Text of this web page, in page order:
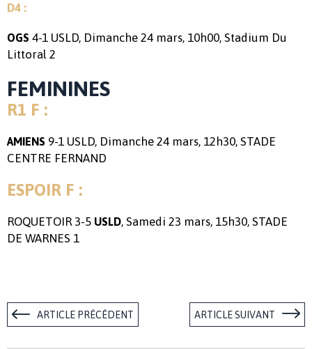
D4 :
OGS 4-1 USLD, Dimanche 24 mars, 10h00, Stadium Du
Littoral 2
FEMININES
R1 F :
AMIENS 9-1 USLD, Dimanche 24 mars, 12h30, STADE
CENTRE FERNAND
ESPOIR F :
ROQUETOIR 3-5 USLD, Samedi 23 mars, 15h30, STADE
DE WARNES 1
ARTICLE PRÉCÉDENT ARTICLE SUIVANT